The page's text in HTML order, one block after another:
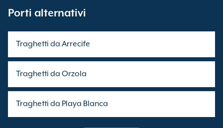
Porti alternativi
Traghetti da Arrecife
Traghetti da Orzola
Traghetti da Playa Blanca